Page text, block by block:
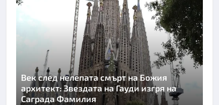
Век след нелепата смърт на Божия
архитект: Звездата на Гауди изгря на
Саграда Фамилия